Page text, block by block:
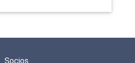
Socios